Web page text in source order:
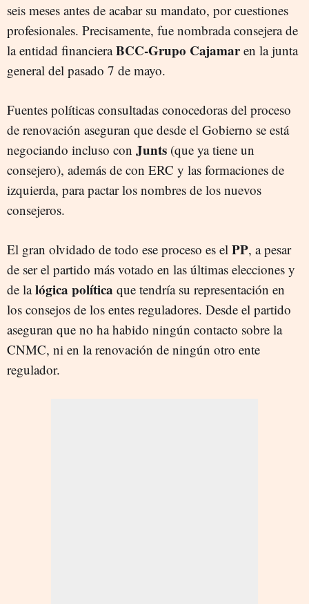
seis meses antes de acabar su mandato, por cuestiones
profesionales. Precisamente, fue nombrada consejera de
la entidad financieraBCC-Grupo Cajamaren la junta
general del pasado 7 de mayo.
Fuentes políticas consultadas conocedoras del proceso
de renovación aseguran que desde el Gobierno se está
negociando incluso con Junts (que ya tiene un
consejero), además de con ERC y las formaciones de
izquierda, para pactar los nombres de los nuevos
consejeros.
El gran olvidado de todo ese proceso es el PP, a pesar
de ser el partido más votado en las últimas elecciones y
de lalógica política que tendría su representación en
los consejos de los entes reguladores. Desde el partido
aseguran que no ha habido ningún contacto sobre la
CNMC, ni en la renovación de ningún otro ente
regulador.